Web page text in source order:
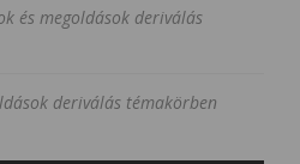
és megoldások deriválás
deriválás témakörben